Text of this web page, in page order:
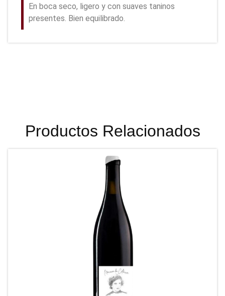
En boca seco, ligero y con suaves taninos
presentes. Bien equilibrado.
Productos Relacionados